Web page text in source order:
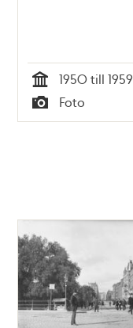
Tid
1950 till 1959
Typ
Foto